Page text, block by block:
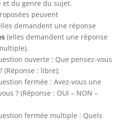
et du genre du sujet.
peuvent
demandent une réponse
(elles demandent une réponse
ouverte : Que pensez-vous
(Réponse : libre);
fermée : Avez-vous une
? (Réponse : OUI – NON –
fermée multiple : Quels